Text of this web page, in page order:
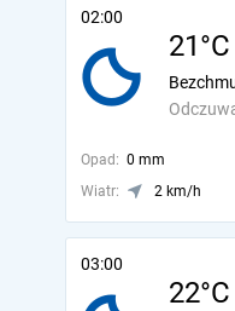
02:00
21°C
Opad: 0 mm
Wiatr:
2 km/h
03:00
22°C